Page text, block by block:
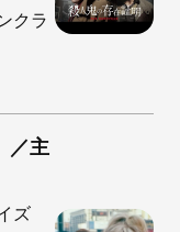
クラ
／主
ズ